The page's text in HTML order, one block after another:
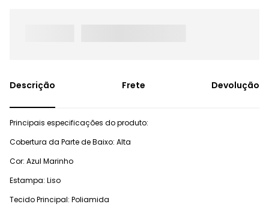
Frete Devolução
Principais especificações do produto:
Cobertura da Parte de Baixo: Alta
Cor: Azul Marinho
Estampa: Liso
Tecido Principal: Poliamida